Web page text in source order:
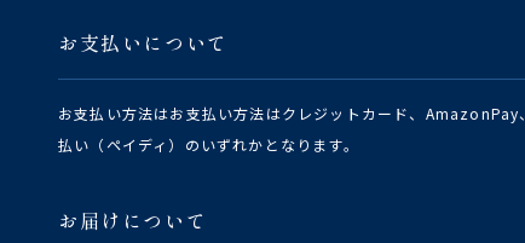
お支払いについて
お支払い方法はお支払い方法はクレジットカード、
払い（ペイディ）のいずれかとなります。
お届けについて